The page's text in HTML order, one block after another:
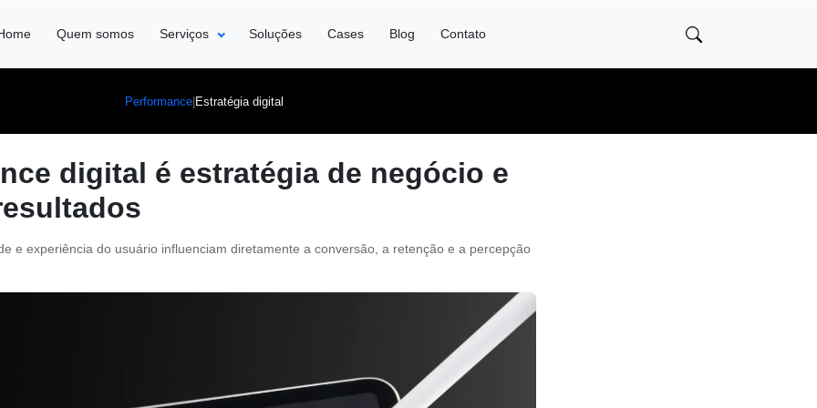
Quem somos Serviços Soluções Cases Blog Contato
Performance|Estratégia digital
digital é estratégia de negócio e
e experiência do usuário influenciam diretamente a conversão, a retenção e a percepção